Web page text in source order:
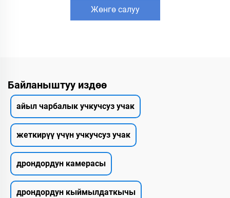
Жөнгө салуу
Байланыштуу издөө
айыл чарбалык учкучсуз учак
жеткирүү үчүн учкучсуз учак
дрондордун камерасы
дрондордун кыймылдаткычы